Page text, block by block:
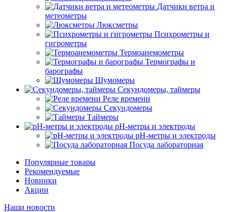
Датчики ветра и
метеометры
Люксметры
Психрометры и
гигрометры
Термоанемометры
Термографы и
барографы
Шумомеры
Секундомеры, таймеры
Реле времени
Секундомеры
Таймеры
pH-метры и электроды
pH-метры и электроды
Посуда лабораторная
Популярные товары
Рекомендуемые
Новинки
Акции
Наши новости